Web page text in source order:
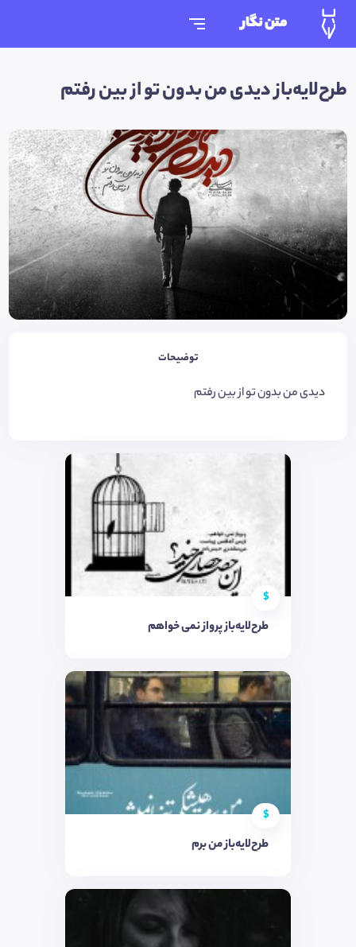
متن نگار
طرح‌لایه‌باز دیدی من بدون تو از بین رفتم
توضیحات
دیدی من بدون تو از بین رفتم
$
طرح‌لایه‌باز پرواز نمی خواهم
$
طرح‌لایه‌باز من برم